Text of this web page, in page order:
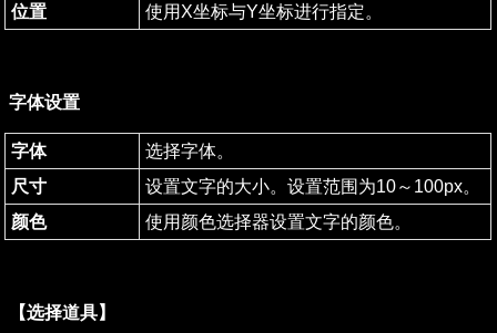
位置
使用X坐标与Y坐标进行指定。
字体设置
字体
选择字体。
尺寸
设置文字的大小。设置范围为10～100px。
颜色
使用颜色选择器设置文字的颜色。
【选择道具】